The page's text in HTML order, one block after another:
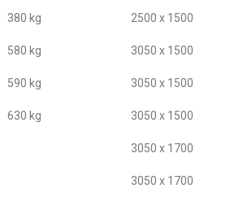
380 kg 2500 x 1500
580 kg 3050 x 1500
590 kg 3050 x 1500
630 kg 3050 x 1500
3050 x 1700
3050 x 1700